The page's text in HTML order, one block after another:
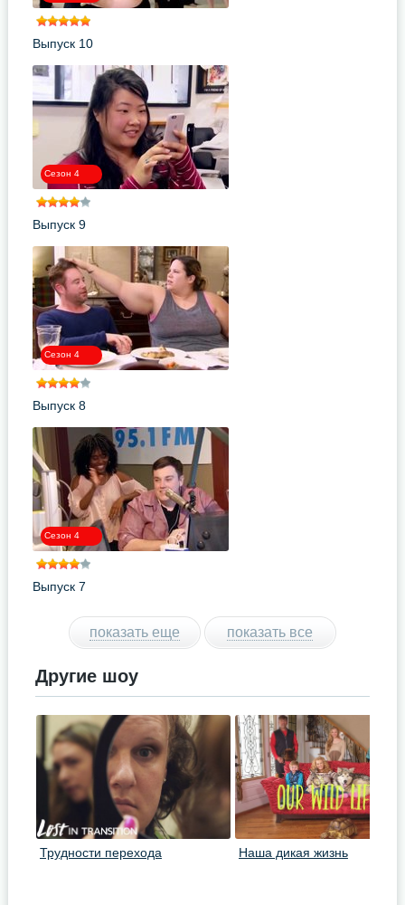
Выпуск 10
Сезон 4
Выпуск 9
Сезон 4
Выпуск 8
Сезон 4
Выпуск 7
показать еще показать все
Другие шоу
Трудности перехода Наша дикая жизнь